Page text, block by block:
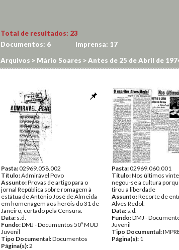
Total de resultados: 23
Documentos: 6 Imprensa: 17
Arquivos > Mário Soares >Antes de 25 de Abril de
Pasta:02969.058.002
Título:Admirável Povo
Assunto:Provas de artigo para o
jornal República sobre romagem à
estátua de António José de Almeida
em homenagem aos heróis do 31 de
Janeiro, cortado pela Censura.
Data: s.d.
Fundo:DMJ - Documentos 50º MUD
Juvenil
Tipo Documental:Documentos
Página(s):2
Pasta:02969.060.001
Título:Nos últimos
negou-se a cultura
tirou a liberdade
Assunto:Recorte de
Alves Redol.
Data: s.d.
Fundo:DMJ -
Juvenil
Tipo Documental:
Página(s): 1